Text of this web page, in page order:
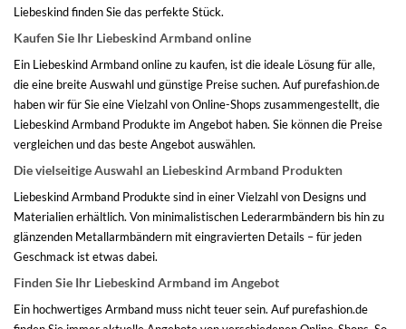
Liebeskind finden Sie das perfekte Stück.
Kaufen Sie Ihr Liebeskind Armband online
Ein Liebeskind Armband online zu kaufen, ist die ideale Lösung für alle,
die eine breite Auswahl und günstige Preise suchen. Auf purefashion.de
haben wir für Sie eine Vielzahl von Online-Shops zusammengestellt, die
Liebeskind Armband Produkte im Angebot haben. Sie können die Preise
vergleichen und das beste Angebot auswählen.
Die vielseitige Auswahl an Liebeskind Armband Produkten
Liebeskind Armband Produkte sind in einer Vielzahl von Designs und
Materialien erhältlich. Von minimalistischen Lederarmbändern bis hin zu
glänzenden Metallarmbändern mit eingravierten Details – für jeden
Geschmack ist etwas dabei.
Finden Sie Ihr Liebeskind Armband im Angebot
Ein hochwertiges Armband muss nicht teuer sein. Auf purefashion.de